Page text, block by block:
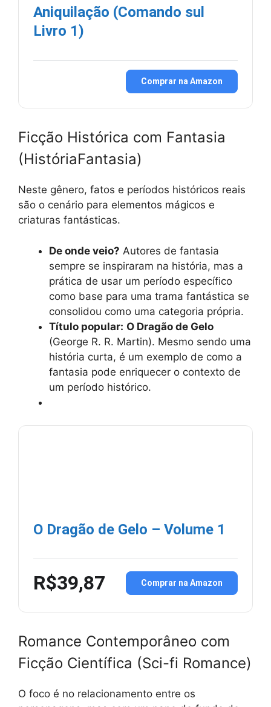
Aniquilação (Comando sul
Livro 1)
Comprar na Amazon
Ficção Histórica com Fantasia
(HistóriaFantasia)
Neste gênero, fatos e períodos históricos reais
são o cenário para elementos mágicos e
criaturas fantásticas.
De onde veio? Autores de fantasia
sempre se inspiraram na história, mas a
prática de usar um período específico
como base para uma trama fantástica se
consolidou como uma categoria própria.
Título popular: O Dragão de Gelo
(George R. R. Martin). Mesmo sendo uma
história curta, é um exemplo de como a
fantasia pode enriquecer o contexto de
um período histórico.
O Dragão de Gelo – Volume 1
R$39,87 Comprar na Amazon
Romance Contemporâneo com
Ficção Científica (Sci-fi Romance)
O foco é no relacionamento entre os